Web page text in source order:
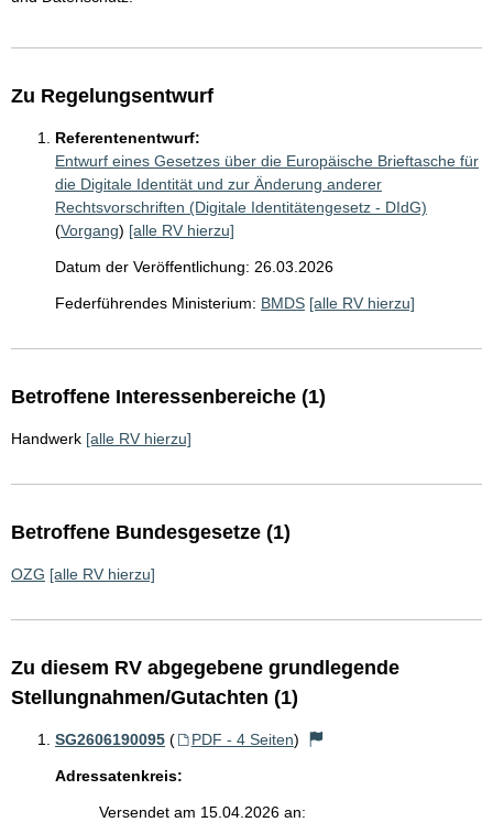
Zu Regelungsentwurf
Referentenentwurf:
Entwurf eines Gesetzes über die Europäische Brieftasche für
die Digitale Identität und zur Änderung anderer
Rechtsvorschriften (Digitale Identitätengesetz - DIdG)
(Vorgang) [alle RV hierzu]
Datum der Veröffentlichung: 26.03.2026
Federführendes Ministerium: BMDS [alle RV hierzu]
Betroffene Interessenbereiche (1)
Handwerk [alle RV hierzu]
Betroffene Bundesgesetze (1)
OZG [alle RV hierzu]
Zu diesem RV abgegebene grundlegende
Stellungnahmen/Gutachten (1)
SG2606190095 ( PDF - 4 Seiten)
Adressatenkreis:
Versendet am 15.04.2026 an: